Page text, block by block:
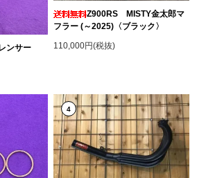
ンサー
Z900RS MISTY金太郎マ
フラー (～2025)〈ブラック〉
110,000円(税抜)
4